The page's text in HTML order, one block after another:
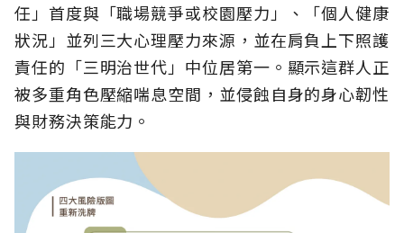
任」首度與「職場競爭或校園壓力」、「個人健康
狀況」並列三大心理壓力來源，並在肩負上下照護
責任的「三明治世代」中位居第一。顯示這群人正
被多重角色壓縮喘息空間，並侵蝕自身的身心韌性
與財務決策能力。